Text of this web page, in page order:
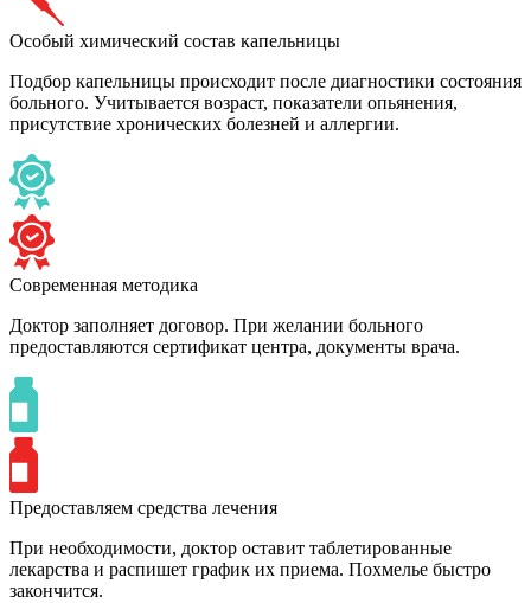
Особый химический состав капельницы
Подбор капельницы происходит после диагностики состояния
больного. Учитывается возраст, показатели опьянения,
присутствие хронических болезней и аллергии.
Современная методика
Доктор заполняет договор. При желании больного
предоставляются сертификат центра, документы врача.
Предоставляем средства лечения
При необходимости, доктор оставит таблетированные
лекарства и распишет график их приема. Похмелье быстро
закончится.